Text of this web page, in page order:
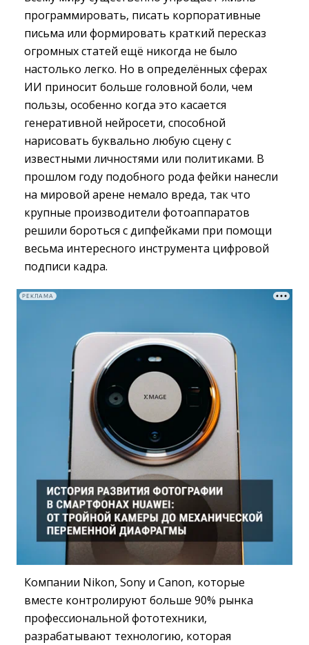
программировать, писать корпоративные
письма или формировать краткий пересказ
огромных статей ещё никогда не было
настолько легко. Но в определённых сферах
ИИ приносит больше головной боли, чем
пользы, особенно когда это касается
генеративной нейросети, способной
нарисовать буквально любую сцену с
известными личностями или политиками. В
прошлом году подобного рода фейки нанесли
на мировой арене немало вреда, так что
крупные производители фотоаппаратов
решили бороться с дипфейками при помощи
весьма интересного инструмента цифровой
подписи кадра.
РЕКЛАМА
Компании Nikon, Sony и Canon, которые
вместе контролируют больше 90% рынка
профессиональной фототехники,
разрабатывают технологию, которая